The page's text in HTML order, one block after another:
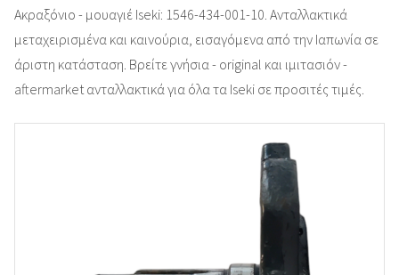
Ακραξόνιο - μουαγιέ Iseki: 1546-434-001-10. Ανταλλακτικά
μεταχειρισμένα και καινούρια, εισαγόμενα από την Ιαπωνία σε
άριστη κατάσταση. Βρείτε γνήσια - original και ιμιτασιόν -
aftermarket ανταλλακτικά για όλα τα Iseki σε προσιτές τιμές.